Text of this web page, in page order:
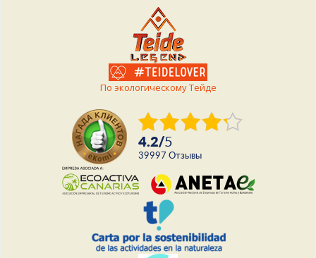
По экологическому Тейде
4.2/5
39997 Отзывы